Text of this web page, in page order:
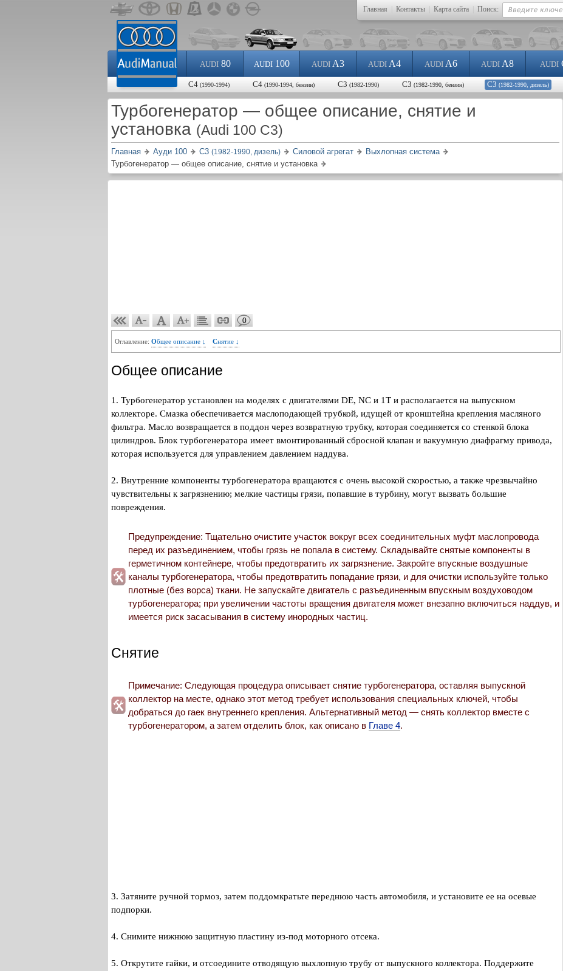
Главная Контакты Карта сайта Поиск:
AUDI80 AUDI100 AUDI A3 AUDI A4 AUDI A6 AUDI A8 AUDI
С4 (1990-1994) С4 (1990-1994, бензин) С3 (1982-1990) С3 (1982-1990, бензин) С3 (1982-1990, дизель)
Турбогенератор — общее описание, снятие и
установка (Audi 100 C3)
Главная Ауди 100 С3 (1982-1990, дизель) Силовой агрегат
Выхлопная система
Турбогенератор — общее описание, снятие и установка
0
Оглавление: Общее описание ↓ Снятие ↓
Общее описание
1. Турбогенератор установлен на моделях с двигателями DE, NC и 1Т и располагается на выпускном
коллекторе. Смазка обеспечивается маслоподающей трубкой, идущей от кронштейна крепления масляного
фильтра. Масло возвращается в поддон через возвратную трубку, которая соединяется со стенкой блока
цилиндров. Блок турбогенератора имеет вмонтированный сбросной клапан и вакуумную диафрагму привода,
которая используется для управлением давлением наддува.
2. Внутренние компоненты турбогенератора вращаются с очень высокой скоростью, а также чрезвычайно
чувствительны к загрязнению; мелкие частицы грязи, попавшие в турбину, могут вызвать большие
повреждения.
Предупреждение: Тщательно очистите участок вокруг всех соединительных муфт маслопровода
перед их разъединением, чтобы грязь не попала в систему. Складывайте снятые компоненты в
герметичном контейнере, чтобы предотвратить их загрязнение. Закройте впускные воздушные
каналы турбогенератора, чтобы предотвратить попадание грязи, и для очистки используйте только
плотные (без ворса) ткани. Не запускайте двигатель с разъединенным впускным воздуховодом
турбогенератора; при увеличении частоты вращения двигателя может внезапно включиться наддув, и
имеется риск засасывания в систему инородных частиц.
Снятие
Примечание: Следующая процедура описывает снятие турбогенератора, оставляя выпускной
коллектор на месте, однако этот метод требует использования специальных ключей, чтобы
добраться до гаек внутреннего крепления. Альтернативный метод — снять коллектор вместе с
турбогенератором, а затем отделить блок, как описано в Главе 4.
3. Затяните ручной тормоз, затем поддомкратьте переднюю часть автомобиля, и установите ее на осевые
подпорки.
4. Снимите нижнюю защитную пластину из-под моторного отсека.
5. Открутите гайки, и отсоедините отводящую выхлопную трубу от выпускного коллектора. Поддержите